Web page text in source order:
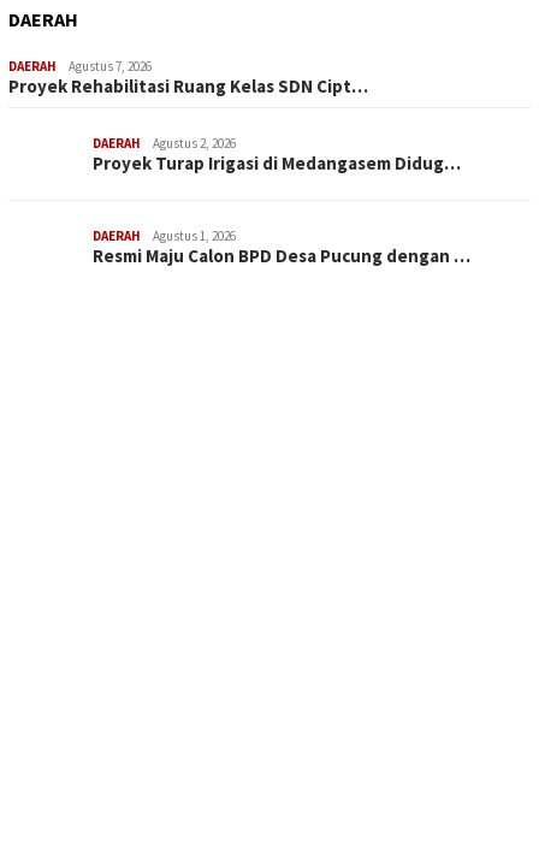
DAERAH
DAERAH Agustus 7, 2026
Proyek Rehabilitasi Ruang Kelas SDN Cipt…
DAERAH Agustus 2, 2026
Proyek Turap Irigasi di Medangasem Didug…
DAERAH Agustus 1, 2026
Resmi Maju Calon BPD Desa Pucung dengan …